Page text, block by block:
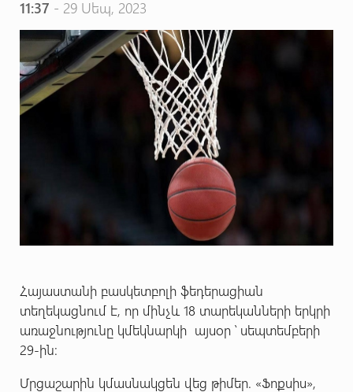
11:37 - 29 Սեպ, 2023
Հայաստանի բասկետբոլի ֆեդերացիան
տեղեկացնում է, որ մինչև 18 տարեկանների երկրի
առաջնությունը կմեկնարկի այսօր ՝ սեպտեմբերի
29-ին:
Մրցաշարին կմասնակցեն վեց թիմեր. «Ֆոքսիս»,